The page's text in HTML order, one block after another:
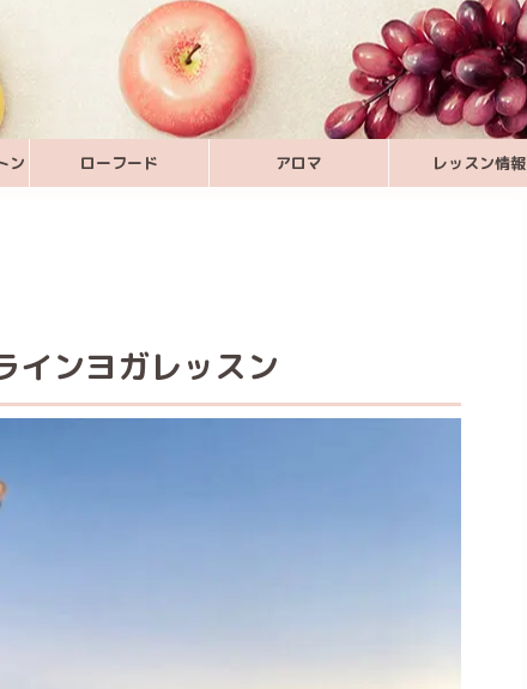
ン ローフード アロマ レッスン情報
ンヨガレッスン